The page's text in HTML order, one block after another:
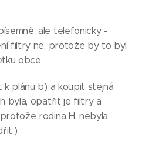
ale telefonicky -
filtry ne, protože by to byl
obce.
plánu b) a koupit stejná
byla, opatřit je filtry a
rodina H. nebyla